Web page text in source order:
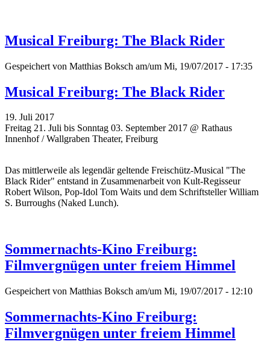
Musical Freiburg: The Black Rider
Gespeichert von Matthias Boksch am/um Mi, 19/07/2017 - 17:35
Musical Freiburg: The Black Rider
19. Juli 2017
Freitag 21. Juli bis Sonntag 03. September 2017 @ Rathaus
Innenhof / Wallgraben Theater, Freiburg
Das mittlerweile als legendär geltende Freischütz-Musical "The
Black Rider" entstand in Zusammenarbeit von Kult-Regisseur
Robert Wilson, Pop-Idol Tom Waits und dem Schriftsteller William
S. Burroughs (Naked Lunch).
Sommernachts-Kino Freiburg:
Filmvergnügen unter freiem Himmel
Gespeichert von Matthias Boksch am/um Mi, 19/07/2017 - 12:10
Sommernachts-Kino Freiburg:
Filmvergnügen unter freiem Himmel